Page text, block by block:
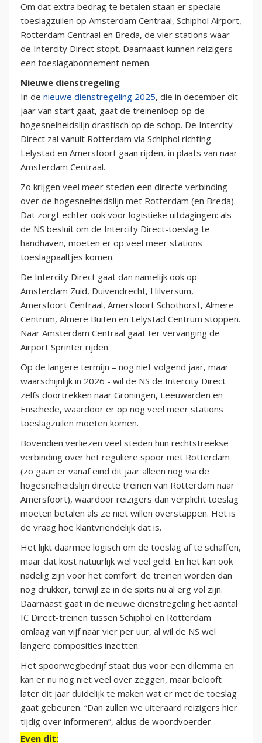
Om dat extra bedrag te betalen staan er speciale
toeslagzuilen op Amsterdam Centraal, Schiphol Airport,
Rotterdam Centraal en Breda, de vier stations waar
de Intercity Direct stopt. Daarnaast kunnen reizigers
een toeslagabonnement nemen.
Nieuwe dienstregeling
In de nieuwe dienstregeling 2025, die in december dit
jaar van start gaat, gaat de treinenloop op de
hogesnelheidslijn drastisch op de schop. De Intercity
Direct zal vanuit Rotterdam via Schiphol richting
Lelystad en Amersfoort gaan rijden, in plaats van naar
Amsterdam Centraal.
Zo krijgen veel meer steden een directe verbinding
over de hogesnelheidslijn met Rotterdam (en Breda).
Dat zorgt echter ook voor logistieke uitdagingen: als
de NS besluit om de Intercity Direct-toeslag te
handhaven, moeten er op veel meer stations
toeslagpaaltjes komen.
De Intercity Direct gaat dan namelijk ook op
Amsterdam Zuid, Duivendrecht, Hilversum,
Amersfoort Centraal, Amersfoort Schothorst, Almere
Centrum, Almere Buiten en Lelystad Centrum stoppen.
Naar Amsterdam Centraal gaat ter vervanging de
Airport Sprinter rijden.
Op de langere termijn – nog niet volgend jaar, maar
waarschijnlijk in 2026 - wil de NS de Intercity Direct
zelfs doortrekken naar Groningen, Leeuwarden en
Enschede, waardoor er op nog veel meer stations
toeslagzuilen moeten komen.
Bovendien verliezen veel steden hun rechtstreekse
verbinding over het reguliere spoor met Rotterdam
(zo gaan er vanaf eind dit jaar alleen nog via de
hogesnelheidslijn directe treinen van Rotterdam naar
Amersfoort), waardoor reizigers dan verplicht toeslag
moeten betalen als ze niet willen overstappen. Het is
de vraag hoe klantvriendelijk dat is.
Het lijkt daarmee logisch om de toeslag af te schaffen,
maar dat kost natuurlijk wel veel geld. En het kan ook
nadelig zijn voor het comfort: de treinen worden dan
nog drukker, terwijl ze in de spits nu al erg vol zijn.
Daarnaast gaat in de nieuwe dienstregeling het aantal
IC Direct-treinen tussen Schiphol en Rotterdam
omlaag van vijf naar vier per uur, al wil de NS wel
langere composities inzetten.
Het spoorwegbedrijf staat dus voor een dilemma en
kan er nu nog niet veel over zeggen, maar belooft
later dit jaar duidelijk te maken wat er met de toeslag
gaat gebeuren. “Dan zullen we uiteraard reizigers hier
tijdig over informeren”, aldus de woordvoerder.
Even dit: